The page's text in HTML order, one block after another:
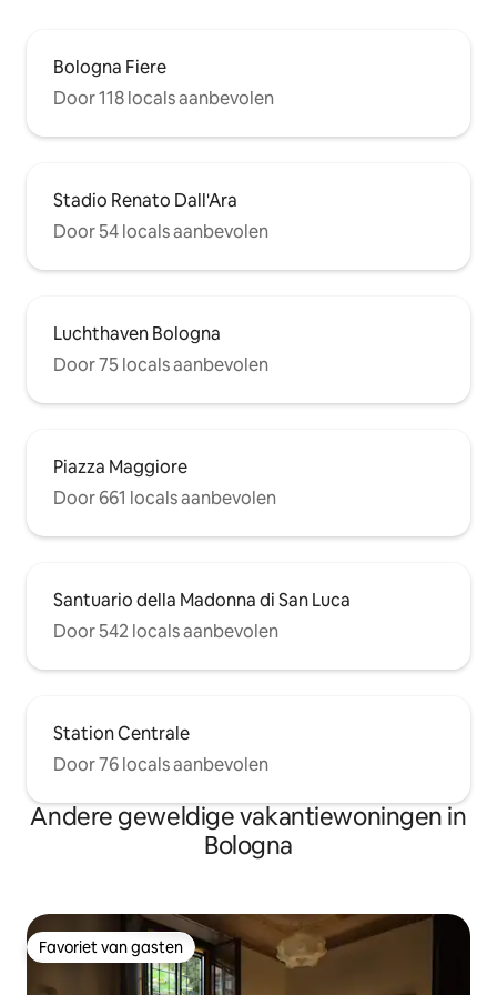
Bologna Fiere
Door 118 locals aanbevolen
Stadio Renato Dall'Ara
Door 54 locals aanbevolen
Luchthaven Bologna
Door 75 locals aanbevolen
Piazza Maggiore
Door 661 locals aanbevolen
Santuario della Madonna di San Luca
Door 542 locals aanbevolen
Station Centrale
Door 76 locals aanbevolen
Andere geweldige vakantiewoningen in
Bologna
Favoriet van gasten
Favoriet van gasten